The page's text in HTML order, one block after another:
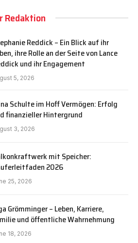
Redaktion
Reddick – Ein Blick auf ihr
ihre Rolle an der Seite von Lance
und ihr Engagement
5, 2026
Schulte im Hoff Vermögen: Erfolg
finanzieller Hintergrund
3, 2026
mit Speicher:
2026
25, 2026
Grömminger – Leben, Karriere,
und öffentliche Wahrnehmung
18, 2026